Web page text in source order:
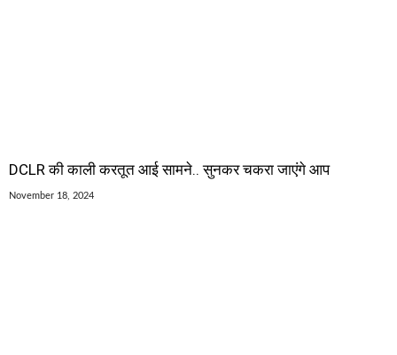
DCLR की काली करतूत आई सामने.. सुनकर चकरा जाएंगे आप
November 18, 2024